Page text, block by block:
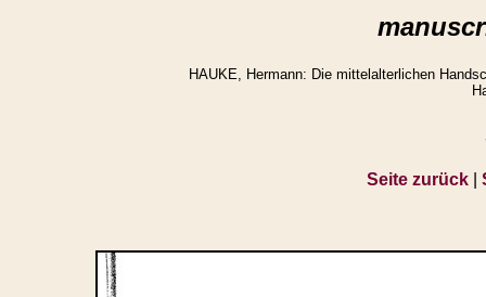
HAUKE, Hermann: Die mittelalterlichen
Seite zurück|